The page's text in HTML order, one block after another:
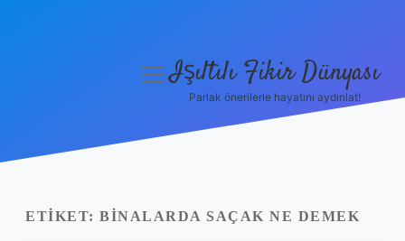
Yasal Uyarı
menüyüIşıltılı Fikir Dünyası
Parlak önerilerle hayatını aydınlat!
ETIKET: BINALARDA SAÇAK NE DEMEK